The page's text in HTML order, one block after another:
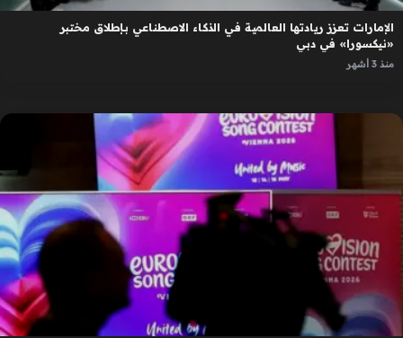
الإمارات تعزز ريادتها العالمية في الذكاء الاصطناعي بإطلاق مختبر
«نيكسورا» في دبي
منذ 3 أشهر